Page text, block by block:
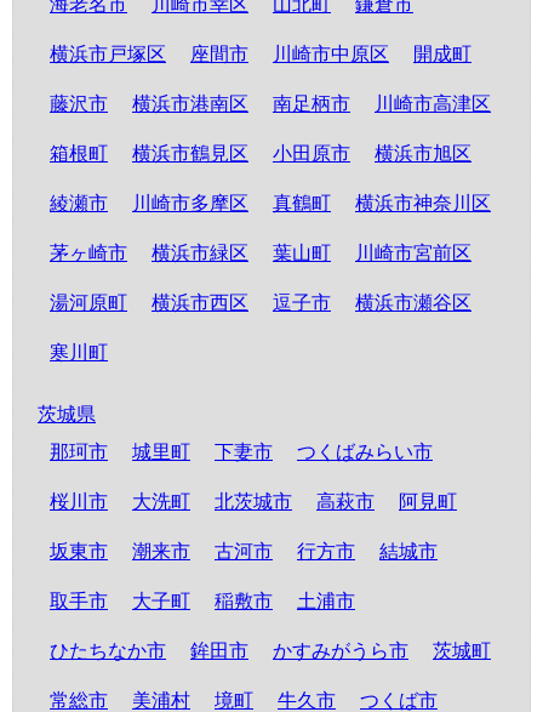
海老名市 川崎市幸区 山北町 鎌倉市
横浜市戸塚区 座間市 川崎市中原区 開成町
藤沢市 横浜市港南区 南足柄市 川崎市高津区
箱根町 横浜市鶴見区 小田原市 横浜市旭区
綾瀬市 川崎市多摩区 真鶴町 横浜市神奈川区
茅ヶ崎市 横浜市緑区 葉山町 川崎市宮前区
湯河原町 横浜市西区 逗子市 横浜市瀬谷区
寒川町
茨城県
那珂市
城里町 下妻市 つくばみらい市
桜川市 大洗町 北茨城市 高萩市 阿見町
坂東市 潮来市 古河市 行方市 結城市
取手市 大子町 稲敷市 土浦市
ひたちなか市 鉾田市 かすみがうら市 茨城町
常総市 美浦村 境町 牛久市 つくば市